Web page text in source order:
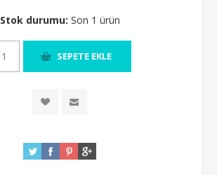
Stok durumu: Son 1 ürün